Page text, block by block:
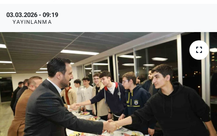
03.03.2026 - 09:19
YAYINLANMA